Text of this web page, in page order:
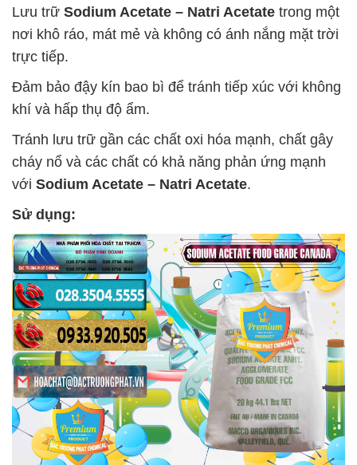
Lưu trữ Sodium Acetate – Natri Acetate trong một
nơi khô ráo, mát mẻ và không có ánh nắng mặt trời
trực tiếp.
Đảm bảo đậy kín bao bì để tránh tiếp xúc với không
khí và hấp thụ độ ẩm.
Tránh lưu trữ gần các chất oxi hóa mạnh, chất gây
cháy nổ và các chất có khả năng phản ứng mạnh
với Sodium Acetate – Natri Acetate.
Sử dụng: